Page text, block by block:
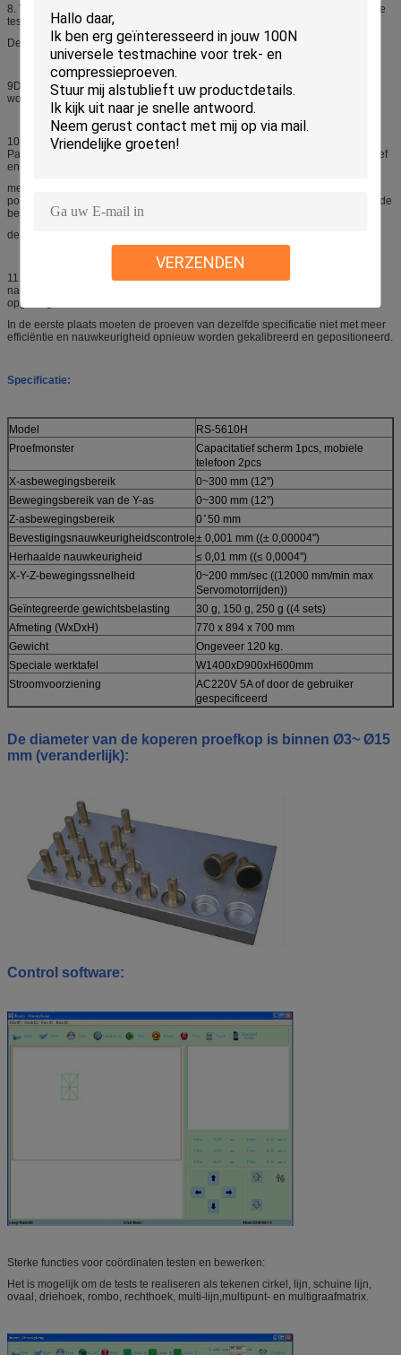
VERZENDEN
8. Touchscreen kliktest: de tester sluit de stylus van de mobiele telefoon om de
test uit te voeren.
De frequentie is ook verstelbaar (30 ~ 100 keer/min).
9De kast is gemaakt van aluminium met een hoge stijfheid en het oppervlak
wordt geanodiseerd.
10De X- en Y-as wordt aangedreven door een servomotor van Japan
Panasonic en wordt overgedragen door een Japan THK-precisie-kogelschroef
en een dubbele THK-lineaire geleidingsrail.
met hoge snelheid, laag geluid en duurzaamheid; met nauwkeurige
positionering heeft het een herhaalde nauwkeurigheid van ≤ 0,01 mm, dat is de
beste nauwkeurigheid in de
de industrie.
11. Software nauwkeurige positioneringsfunctie: het kan de testmonster
nauwkeurig positioneren met de punten X1, X2 en X3; nadat de instelling is
opgeslagen voor de eerste
In de eerste plaats moeten de proeven van dezelfde specificatie niet met meer
efficiëntie en nauwkeurigheid opnieuw worden gekalibreerd en gepositioneerd.
Specificatie:
Model
RS-5610H
Proefmonster
Capacitatief scherm 1pcs, mobiele
telefoon 2pcs
X-asbewegingsbereik
0~300 mm (12")
Bewegingsbereik van de Y-as
0~300 mm (12")
Z-asbewegingsbereik
0 ̊ 50 mm
Bevestigingsnauwkeurigheidscontrole± 0,001 mm ((± 0,00004")
Herhaalde nauwkeurigheid
≤ 0,01 mm ((≤ 0,0004")
X-Y-Z-bewegingssnelheid
0~200 mm/sec ((12000 mm/min max
Servomotorrijden))
Geïntegreerde gewichtsbelasting
30 g, 150 g, 250 g ((4 sets)
Afmeting (WxDxH)
770 x 894 x 700 mm
Gewicht
Ongeveer 120 kg.
Speciale werktafel
W1400xD900xH600mm
Stroomvoorziening
AC220V 5A of door de gebruiker
gespecificeerd
De diameter van de koperen proefkop is binnen Ø3~ Ø15
mm (veranderlijk):
Control software:
Sterke functies voor coördinaten testen en bewerken:
Het is mogelijk om de tests te realiseren als tekenen cirkel, lijn, schuine lijn,
ovaal, driehoek, rombo, rechthoek, multi-lijn,multipunt- en multigraafmatrix.